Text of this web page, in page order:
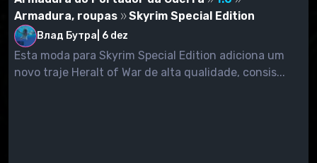
Armadura, roupas
Skyrim Special Edition
Влад Бутра 6 dez
Esta moda para Skyrim Special Edition adiciona um
novo traje Heralt of War de alta qualidade, consis...